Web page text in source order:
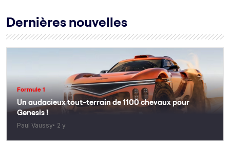
Dernières nouvelles
Formule 1
Un audacieux tout-terrain de 1100 chevaux pour
Genesis !
Paul Vaussy 2 y